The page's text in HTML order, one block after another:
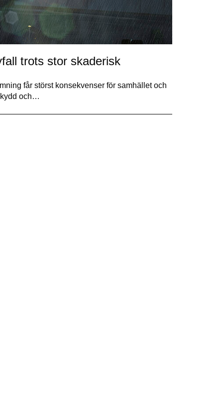
trots stor skaderisk
får störst konsekvenser för samhället och
och…